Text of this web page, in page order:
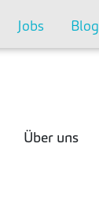
Jobs Blog
Über uns